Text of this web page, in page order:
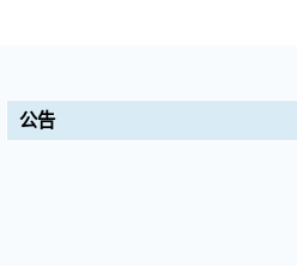
公告